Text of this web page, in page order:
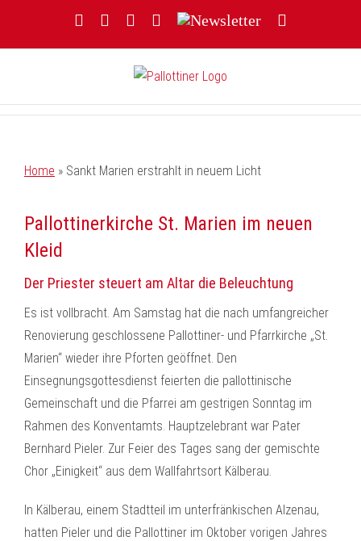
FacebookYouTubeInstagram
Threads
Newsletter
Home » Sankt Marien erstrahlt in neuem Licht
Pallottinerkirche St. Marien im neuen
Kleid
Der Priester steuert am Altar die Beleuchtung
Es ist vollbracht. Am Samstag hat die nach umfangreicher
Renovierung geschlossene Pallottiner- und Pfarrkirche „St.
Marien“ wieder ihre Pforten geöffnet. Den
Einsegnungsgottesdienst feierten die pallottinische
Gemeinschaft und die Pfarrei am gestrigen Sonntag im
Rahmen des Konventamts. Hauptzelebrant war Pater
Bernhard Pieler. Zur Feier des Tages sang der gemischte
Chor „Einigkeit“ aus dem Wallfahrtsort Kälberau.
In Kälberau, einem Stadtteil im unterfränkischen Alzenau,
hatten Pieler und die Pallottiner im Oktober vorigen Jahres